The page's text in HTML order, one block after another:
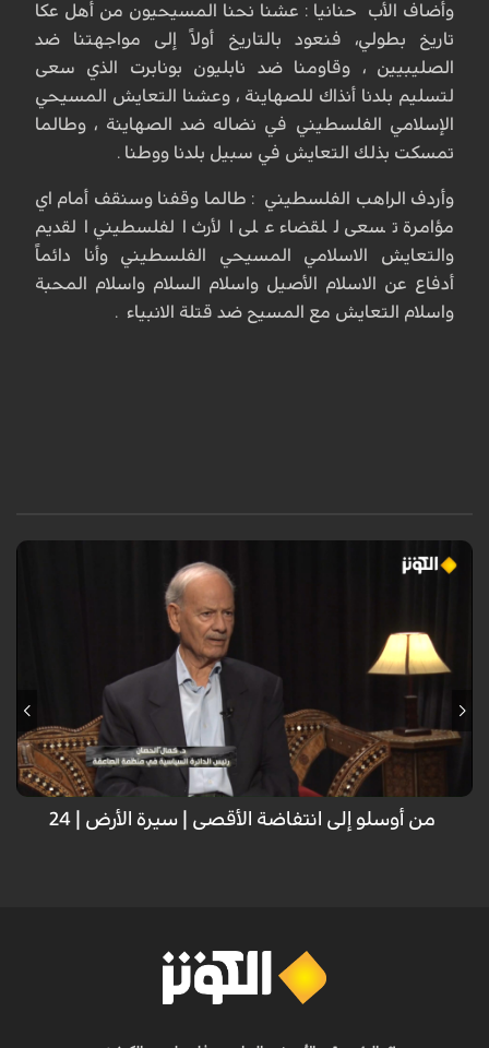
وأضاف الأب حنانيا : عشنا نحنا المسيحيون من أهل عكا
تاريخ بطولي، فنعود بالتاريخ أولاً إلى مواجهتنا ضد
الصليبيين ، وقاومنا ضد نابليون بونابرت الذي سعى
لتسليم بلدنا أنذاك للصهاينة ، وعشنا التعايش المسيحي
الإسلامي الفلسطيني في نضاله ضد الصهاينة ، وطالما
تمسكت بذلك التعايش في سبيل بلدنا ووطنا .
وأردف الراهب الفلسطيني : طالما وقفنا وسنقف أمام اي
مؤامرة تسعى للقضاء على الأرث الفلسطيني القديم
والتعايش الاسلامي المسيحي الفلسطيني وأنا دائماً
أدفاع عن الاسلام الأصيل واسلام السلام واسلام المحبة
واسلام التعايش مع المسيح ضد قتلة الانبياء .
تاريخ فلسطين هو سجل طويل من النضال المستمر ضد الاحتلال، حيث تداخلت
جهود الفلسطينيين مع دعم ودور دول مجاورة كالأردن ومصر وغيرها، في
مواجهة تحديات سياسية وعسكرية متعددة، سعياً لتحقيق الحرية والاستقلال
الوطني.
من أوسلو إلى انتفاضة الأقصى | سيرة الأرض | 24